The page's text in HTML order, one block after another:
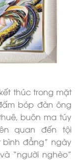
thúc trong mặt
bóp đàn ông
buôn ma túy
quan đến tội
bình đẳng” ngày
“người nghèo”